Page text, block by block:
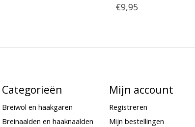
€9,95
Categorieën
Breiwol en haakgaren
Breinaalden en haaknaalden
Mijn account
Registreren
Mijn bestellingen